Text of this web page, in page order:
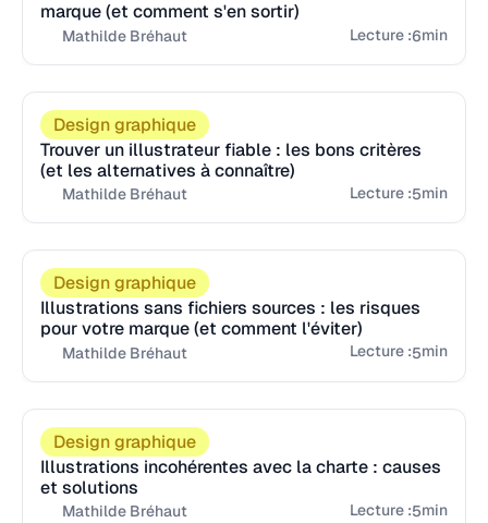
marque (et comment s'en sortir)
Mathilde Bréhaut Lecture :6min
Design graphique
Trouver un illustrateur fiable : les bons critères
(et les alternatives à connaître)
Mathilde Bréhaut Lecture :5min
Design graphique
Illustrations sans fichiers sources : les risques
pour votre marque (et comment l'éviter)
Mathilde Bréhaut Lecture :5min
Design graphique
Illustrations incohérentes avec la charte : causes
et solutions
Mathilde Bréhaut Lecture :5min